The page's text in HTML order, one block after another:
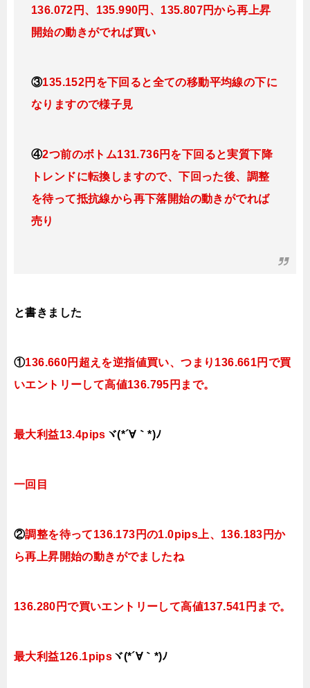
136.072円、135.990円、135.807円から再上昇
開始の動きがでれば買い
③135.152円を下回ると全ての移動平均線の下に
なりますので様子見
④2つ前のボトム131.736円を下回ると実質下降
トレンドに転換 しますので、下回った後、調整
を待って抵抗線から再下落開始の動きがでれば
売り
と書きました
①136.660円超えを逆指値買い、つまり136.661円で買
いエントリーして高値136.795円まで。
最大利益13.4pips ヾ(*´∀｀*)ﾉ
一回目
②調整を待って136.173円の1.0pips上、136.183円か
ら再上昇開始の動きがでましたね
136.280円で買いエントリーして高値137.541円まで。
最大利益126.1pips ヾ(*´∀｀*)ﾉ